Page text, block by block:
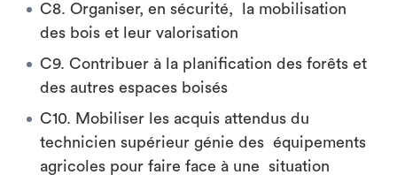
C8. Organiser, en sécurité, la mobilisation
des bois et leur valorisation
C9. Contribuer à la planification des forêts et
des autres espaces boisés
C10. Mobiliser les acquis attendus du
technicien supérieur génie des équipements
agricoles pour faire face à une situation